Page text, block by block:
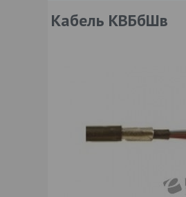
Кабель КВБбШв